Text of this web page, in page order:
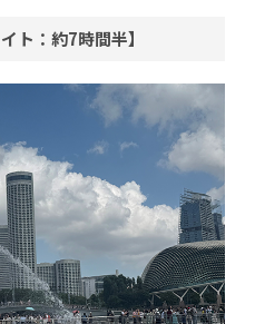
ト：約7時間半】